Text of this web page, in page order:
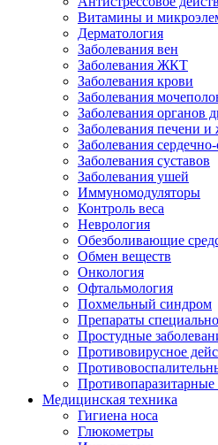
Витамины и
Дерматология
Заболевания вен
Заболевания ЖКТ
Заболевания крови
Заболевания
Заболевания органов
Заболевания печени
Заболевания
Заболевания суставов
Заболевания ушей
Иммуномодуляторы
Контроль веса
Неврология
Обезболивающие
Обмен веществ
Онкология
Офтальмология
Похмельный синдром
Препараты
Простудные
Противовирусное
Противопаразитарные
Медицинская техника
Гигиена носа
Глюкометры